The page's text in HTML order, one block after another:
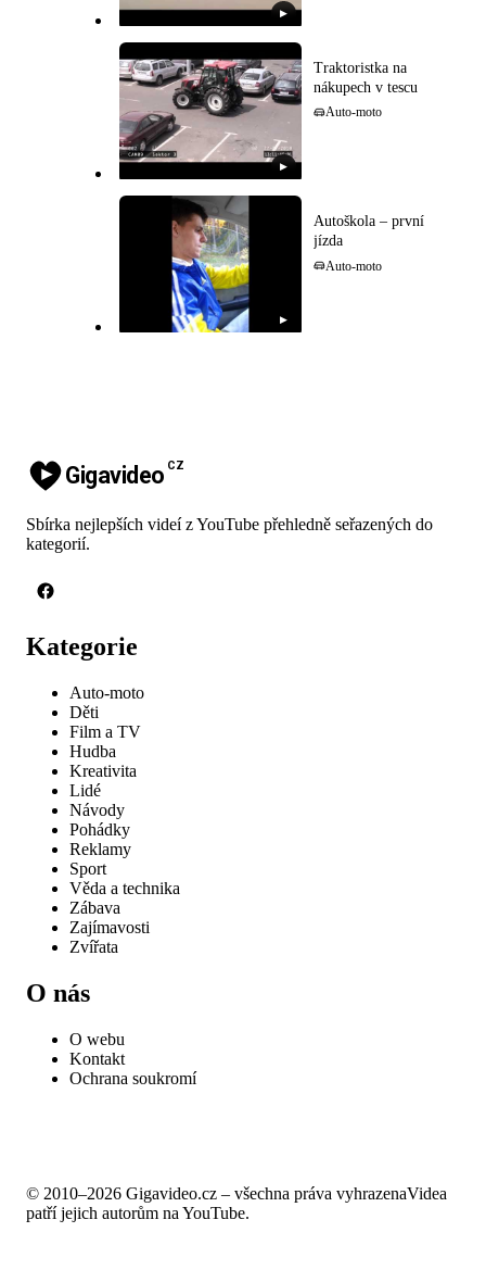
▶
▶
Traktoristka na
nákupech v tescu
Auto-moto
▶
Autoškola – první
jízda
Auto-moto
Gigavideo CZ
Sbírka nejlepších videí z YouTube přehledně seřazených do
kategorií.
Kategorie
Auto-moto
Děti
Film a TV
Hudba
Kreativita
Lidé
Návody
Pohádky
Reklamy
Sport
Věda a technika
Zábava
Zajímavosti
Zvířata
O nás
O webu
Kontakt
Ochrana soukromí
© 2010–2026 Gigavideo.cz – všechna práva vyhrazenaVidea
patří jejich autorům na YouTube.